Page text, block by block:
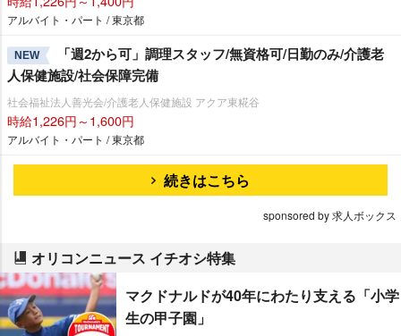
アルバイト・パート / 東京都
NEW
「週2から可」調理スタッフ/無資格可/日勤のみ/介護老
人保健施設/社会保障完備
社会福祉法人善光会/介護老人保健施設 アクア東糀谷
時給1,226円～1,600円
アルバイト・パート / 東京都
続きはこちら
sponsored by 求人ボックス
オリコンニュース イチオシ特集
マクドナルドが40年にわたり支える「小学
生の甲子園」